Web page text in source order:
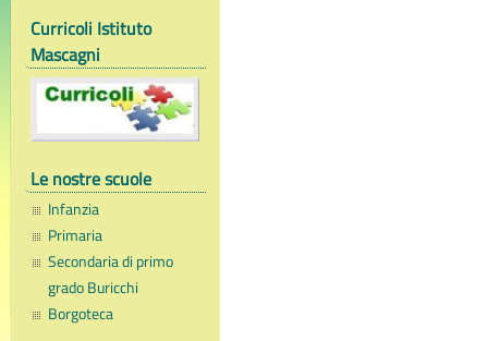
Curricoli Istituto
Mascagni
Le nostre scuole
Infanzia
Primaria
Secondaria di primo
grado Buricchi
Borgoteca